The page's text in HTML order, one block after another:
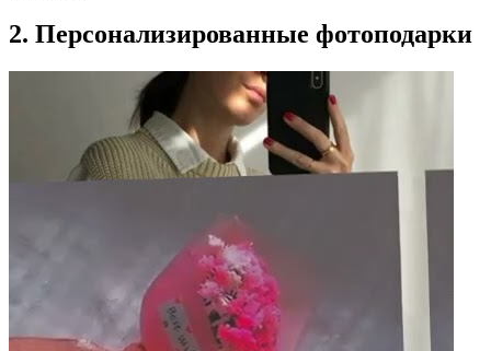
2. Персонализированные фотоподарки